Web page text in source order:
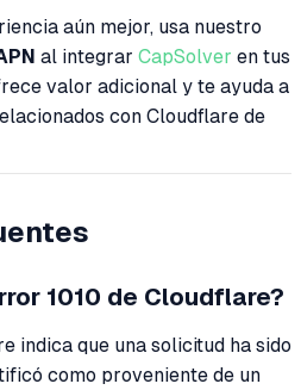
aún mejor, usa nuestro
al integrar CapSolver en tus
valor adicional y te ayuda a
con Cloudflare de
1010 de Cloudflare?
indica que una solicitud ha sido
como proveniente de un